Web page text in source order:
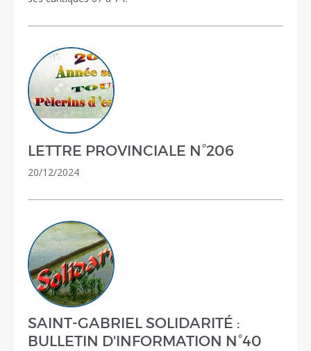
LETTRE PROVINCIALE N°206
20/12/2024
SAINT-GABRIEL SOLIDARITÉ :
BULLETIN D'INFORMATION N°40